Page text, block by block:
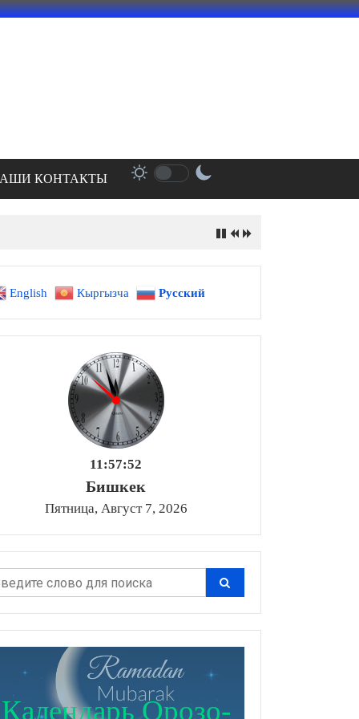
КОНТАКТЫ
English Кыргызча Русский
11:57:53
Бишкек
Пятница, Август 7, 2026
Календарь Орозо-